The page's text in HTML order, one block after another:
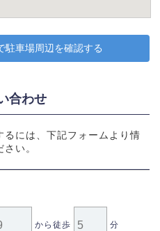
車場周辺を確認する
合わせ
るには、下記フォームより情
い。
から徒歩 分